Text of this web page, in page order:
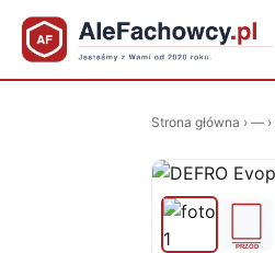
Strona główna › — ›